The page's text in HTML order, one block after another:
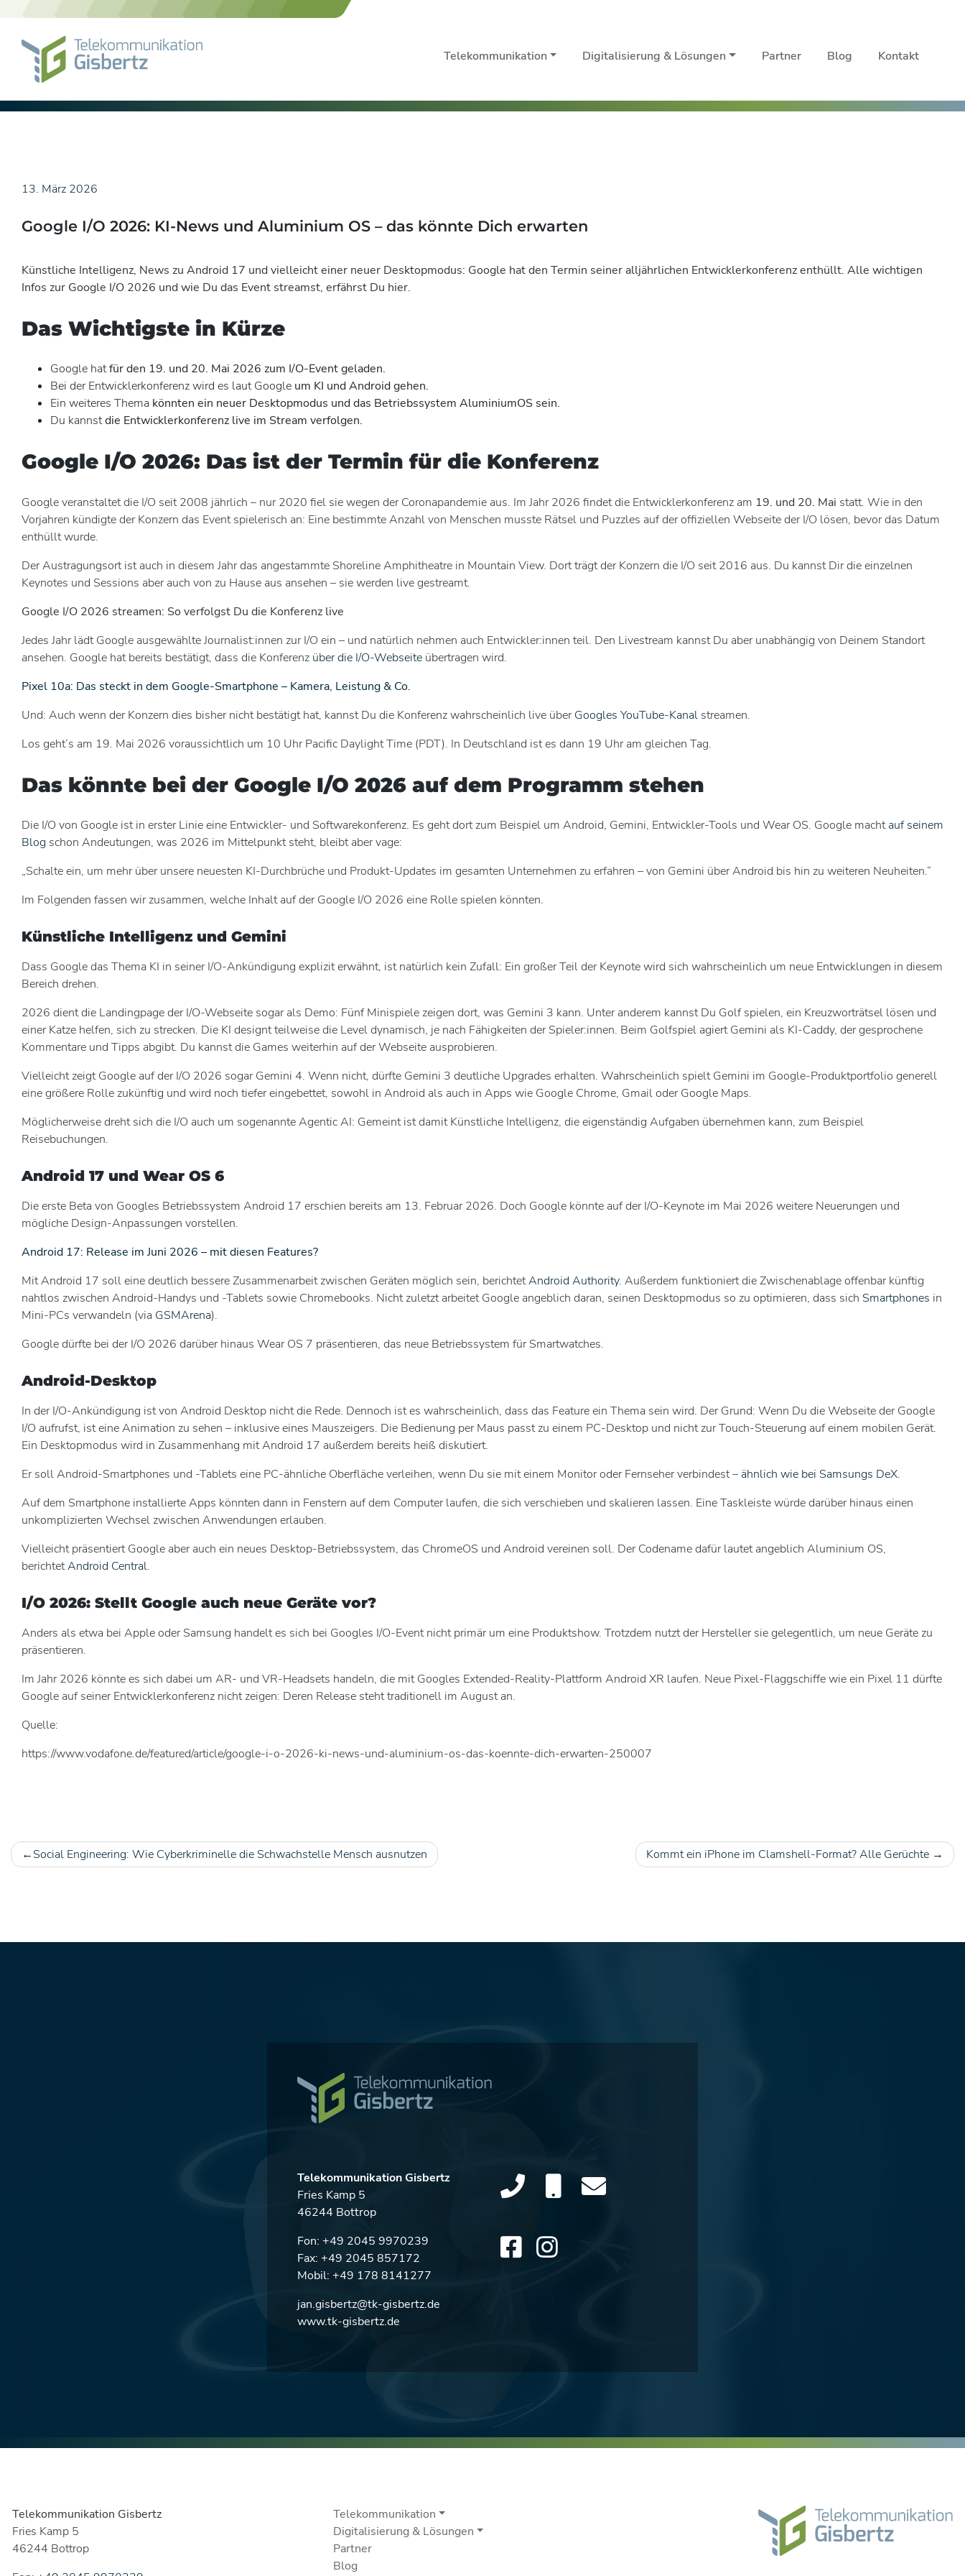
Skip
Telekommunikation Digitalisierung & Lösungen Partner Blog Kontakt
13. März 2026
Google I/O 2026: KI-News und Aluminium OS – das könnte Dich erwarten
Künstliche Intelligenz, News zu Android 17 und vielleicht einer neuer Desktopmodus: Google hat den Termin seiner alljährlichen Entwicklerkonferenz enthüllt. Alle wichtigen
Infos zur Google I/O 2026 und wie Du das Event streamst, erfährst Du hier.
Das Wichtigste in Kürze
Google hatfür den 19. und 20. Mai 2026 zum I/O-Event geladen.
Bei der Entwicklerkonferenz wird es laut Google um KI und Android gehen.
Ein weiteres Thema könnten ein neuer Desktopmodus und das Betriebssystem AluminiumOS sein.
Du kannstdie Entwicklerkonferenz live im Stream verfolgen.
Google I/O 2026: Das ist der Termin für die Konferenz
Google veranstaltet die I/O seit 2008 jährlich – nur 2020 fiel sie wegen der Coronapandemie aus. Im Jahr 2026 findet die Entwicklerkonferenz am 19. und 20. Mai statt. Wie in den
Vorjahren kündigte der Konzern das Event spielerisch an: Eine bestimmte Anzahl von Menschen musste Rätsel und Puzzles auf der offiziellen Webseite der I/O lösen, bevor das Datum
enthüllt wurde.
Der Austragungsort ist auch in diesem Jahr das angestammte Shoreline Amphitheatre in Mountain View. Dort trägt der Konzern die I/O seit 2016 aus. Du kannst Dir die einzelnen
Keynotes und Sessions aber auch von zu Hause aus ansehen – sie werden live gestreamt.
Google I/O 2026 streamen: So verfolgst Du die Konferenz live
Jedes Jahr lädt Google ausgewählte Journalist:innen zur I/O ein – und natürlich nehmen auch Entwickler:innen teil. Den Livestream kannst Du aber unabhängig von Deinem Standort
ansehen. Google hat bereits bestätigt, dass die Konferenz über die I/O-Webseite übertragen wird.
Pixel 10a: Das steckt in dem Google-Smartphone – Kamera, Leistung & Co.
Und: Auch wenn der Konzern dies bisher nicht bestätigt hat, kannst Du die Konferenz wahrscheinlich live überGoogles YouTube-Kanal streamen.
Los geht’s am 19. Mai 2026 voraussichtlich um 10 Uhr Pacific Daylight Time (PDT). In Deutschland ist es dann 19 Uhr am gleichen Tag.
Das könnte bei der Google I/O 2026 auf dem Programm stehen
Die I/O von Google ist in erster Linie eine Entwickler- und Softwarekonferenz. Es geht dort zum Beispiel um Android, Gemini, Entwickler-Tools und Wear OS. Google machtauf seinem
Blog schon Andeutungen, was 2026 im Mittelpunkt steht, bleibt aber vage:
„Schalte ein, um mehr über unsere neuesten KI-Durchbrüche und Produkt-Updates im gesamten Unternehmen zu erfahren – von Gemini über Android bis hin zu weiteren Neuheiten.“
Im Folgenden fassen wir zusammen, welche Inhalt auf der Google I/O 2026 eine Rolle spielen könnten.
Künstliche Intelligenz und Gemini
Dass Google das Thema KI in seiner I/O-Ankündigung explizit erwähnt, ist natürlich kein Zufall: Ein großer Teil der Keynote wird sich wahrscheinlich um neue Entwicklungen in diesem
Bereich drehen.
2026 dient die Landingpage der I/O-Webseite sogar als Demo: Fünf Minispiele zeigen dort, was Gemini 3 kann. Unter anderem kannst Du Golf spielen, ein Kreuzworträtsel lösen und
einer Katze helfen, sich zu strecken. Die KI designt teilweise die Level dynamisch, je nach Fähigkeiten der Spieler:innen. Beim Golfspiel agiert Gemini als KI-Caddy, der gesprochene
Kommentare und Tipps abgibt. Du kannst die Games weiterhin auf der Webseite ausprobieren.
Vielleicht zeigt Google auf der I/O 2026 sogar Gemini 4. Wenn nicht, dürfte Gemini 3 deutliche Upgrades erhalten. Wahrscheinlich spielt Gemini im Google-Produktportfolio generell
eine größere Rolle zukünftig und wird noch tiefer eingebettet, sowohl in Android als auch in Apps wie Google Chrome, Gmail oder Google Maps.
Möglicherweise dreht sich die I/O auch um sogenannte Agentic AI: Gemeint ist damit Künstliche Intelligenz, die eigenständig Aufgaben übernehmen kann, zum Beispiel
Reisebuchungen.
Android 17 und Wear OS 6
Die erste Beta von Googles Betriebssystem Android 17 erschien bereits am 13. Februar 2026. Doch Google könnte auf der I/O-Keynote im Mai 2026 weitere Neuerungen und
mögliche Design-Anpassungen vorstellen.
Android 17: Release im Juni 2026 – mit diesen Features?
Mit Android 17 soll eine deutlich bessere Zusammenarbeit zwischen Geräten möglich sein, berichtetAndroid Authority. Außerdem funktioniert die Zwischenablage offenbar künftig
nahtlos zwischen Android-Handys und -Tablets sowie Chromebooks. Nicht zuletzt arbeitet Google angeblich daran, seinen Desktopmodus so zu optimieren, dass sich Smartphones in
Mini-PCs verwandeln (via GSMArena).
Google dürfte bei der I/O 2026 darüber hinaus Wear OS 7 präsentieren, das neue Betriebssystem für Smartwatches.
Android-Desktop
In der I/O-Ankündigung ist von Android Desktop nicht die Rede. Dennoch ist es wahrscheinlich, dass das Feature ein Thema sein wird. Der Grund: Wenn Du die Webseite der Google
I/O aufrufst, ist eine Animation zu sehen – inklusive eines Mauszeigers. Die Bedienung per Maus passt zu einem PC-Desktop und nicht zur Touch-Steuerung auf einem mobilen Gerät.
Ein Desktopmodus wird in Zusammenhang mit Android 17 außerdem bereits heiß diskutiert.
Er soll Android-Smartphones und -Tablets eine PC-ähnliche Oberfläche verleihen, wenn Du sie mit einem Monitor oder Fernseher verbindest – ähnlich wie bei Samsungs DeX.
Auf dem Smartphone installierte Apps könnten dann in Fenstern auf dem Computer laufen, die sich verschieben und skalieren lassen. Eine Taskleiste würde darüber hinaus einen
unkomplizierten Wechsel zwischen Anwendungen erlauben.
Vielleicht präsentiert Google aber auch ein neues Desktop-Betriebssystem, das ChromeOS und Android vereinen soll. Der Codename dafür lautet angeblich Aluminium OS,
berichtetAndroid Central.
I/O 2026: Stellt Google auch neue Geräte vor?
Anders als etwa bei Apple oder Samsung handelt es sich bei Googles I/O-Event nicht primär um eine Produktshow. Trotzdem nutzt der Hersteller sie gelegentlich, um neue Geräte zu
präsentieren.
Im Jahr 2026 könnte es sich dabei um AR- und VR-Headsets handeln, die mit Googles Extended-Reality-Plattform Android XR laufen. Neue Pixel-Flaggschiffe wie ein Pixel 11 dürfte
Google auf seiner Entwicklerkonferenz nicht zeigen: Deren Release steht traditionell im August an.
Quelle:
https://www.vodafone.de/featured/article/google-i-o-2026-ki-news-und-aluminium-os-das-koennte-dich-erwarten-250007
Beitragsnavigation
Social Engineering: Wie Cyberkriminelle die Schwachstelle Mensch ausnutzen Kommt ein iPhone im Clamshell-Format? Alle Gerüchte
Telekommunikation Gisbertz
Fries Kamp 5
46244 Bottrop
Fon: +49 2045 9970239
Fax: +49 2045 857172
Mobil: +49 178 8141277
jan.gisbertz@tk-gisbertz.de
www.tk-gisbertz.de
Telekommunikation Gisbertz
Fries Kamp 5
46244 Bottrop
Telekommunikation
Digitalisierung & Lösungen
Partner
Blog